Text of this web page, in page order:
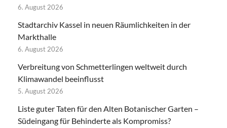
6. August 2026
Stadtarchiv Kassel in neuen Räumlichkeiten in der
Markthalle
6. August 2026
Verbreitung von Schmetterlingen weltweit durch
Klimawandel beeinflusst
5. August 2026
Liste guter Taten für den Alten Botanischer Garten –
Südeingang für Behinderte als Kompromiss?